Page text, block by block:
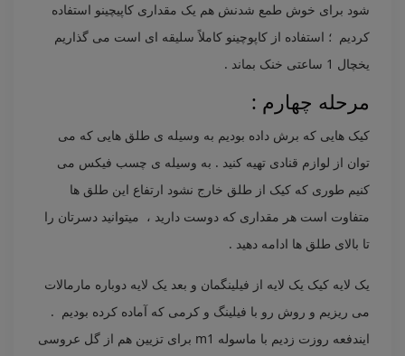
شود برای خوش طمع شدنش هم یک مقداری کاپیچینو استفاده
کردیم ؛ استفاده از کاپوچینو کاملاً سلیقه ای است می گذاریم
یخچال 1 ساعتی خنک بماند .
مرحله چهارم :
کیک هایی که برش داده بودیم به وسیله ی طلق هایی که می
توان از لوازم قنادی تهیه کنید . به وسیله ی چسب فیکس می
کنیم طوری که کیک از طلق خارج نشود ارتفاع این طلق ها
متفاوت است هر مقداری که دوست دارید ، میتوانید دسرتان را
تا بالای طلق ها ادامه دهید .
یک لایه کیک یک لایه از فیلینگمان و بعد یک لایه دوباره مارمالات
می ریزیم و روش رو با فیلینگ و کرمی که آماده کرده بودیم .
ایندفعه روزت زدیم با ماسوله m1 برای تزیین هم از گل عروسی